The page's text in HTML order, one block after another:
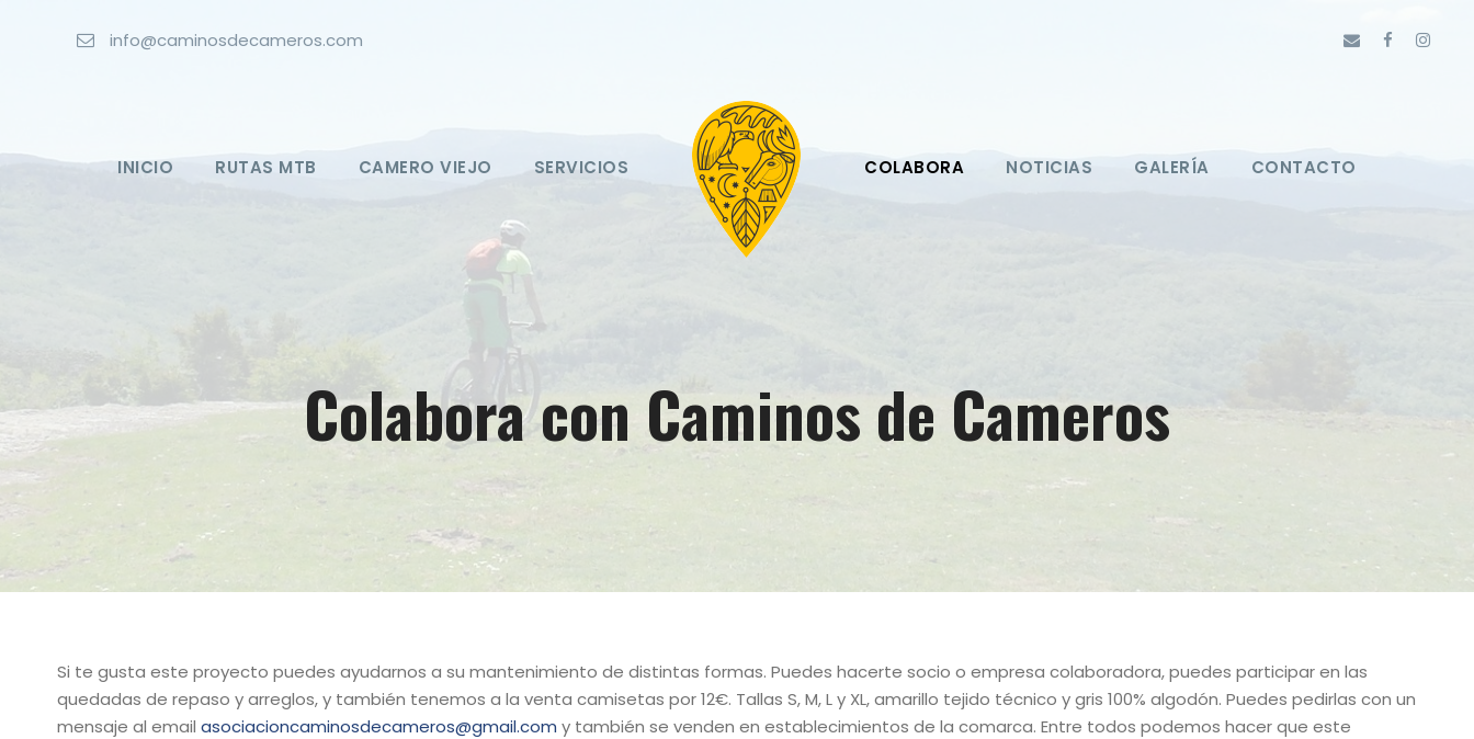
info@caminosdecameros.com
INICIO RUTAS MTB CAMERO VIEJO SERVICIOS COLABORA NOTICIAS GALERÍA CONTACTO
Colabora con Caminos de Cameros
Si te gusta este proyecto puedes ayudarnos a su mantenimiento de distintas formas. Puedes hacerte socio o empresa colaboradora, puedes participar en las
quedadas de repaso y arreglos, y también tenemos a la venta camisetas por 12€. Tallas S, M, L y XL, amarillo tejido técnico y gris 100% algodón. Puedes pedirlas con un
mensaje al email asociacioncaminosdecameros@gmail.com y también se venden en establecimientos de la comarca. Entre todos podemos hacer que este